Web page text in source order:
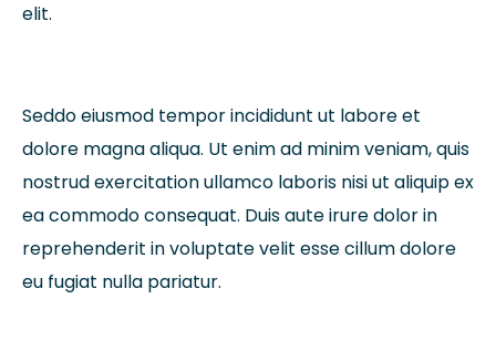
elit.
Seddo eiusmod tempor incididunt ut labore et
dolore magna aliqua. Ut enim ad minim veniam, quis
nostrud exercitation ullamco laboris nisi ut aliquip ex
ea commodo consequat. Duis aute irure dolor in
reprehenderit in voluptate velit esse cillum dolore
eu fugiat nulla pariatur.